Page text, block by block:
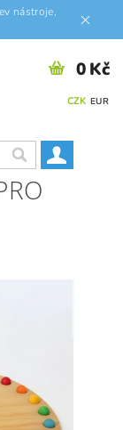
nástroje,
CZK EUR
0 Kč